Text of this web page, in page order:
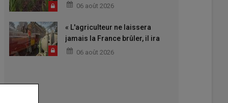
06 août 2026
« L'agriculteur ne laissera
jamais la France brûler, il ira
aider »06 août 2026